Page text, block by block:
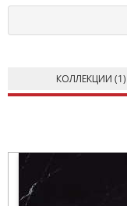
КОЛЛЕКЦИИ (1)